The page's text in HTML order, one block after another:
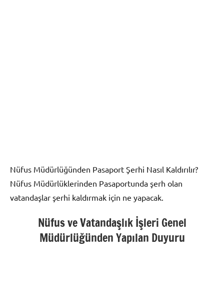
Nüfus Müdürlüğünden Pasaport Şerhi Nasıl Kaldırılır?
Nüfus Müdürlüklerinden Pasaportunda şerh olan
vatandaşlar şerhi kaldırmak için ne yapacak.
Nüfus ve Vatandaşlık İşleri Genel
Müdürlüğünden Yapılan Duyuru